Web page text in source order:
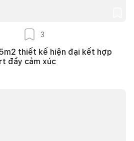
3
thiết kế hiện đại kết hợp
đầy cảm xúc